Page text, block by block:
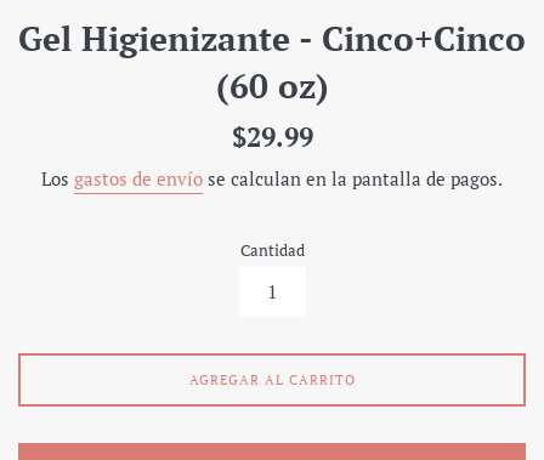
Gel Higienizante - Cinco+Cinco
(60 oz)
Precio
$29.99
Los gastos de envío se calculan en la pantalla de pagos.
Cantidad
AGREGAR AL CARRITO